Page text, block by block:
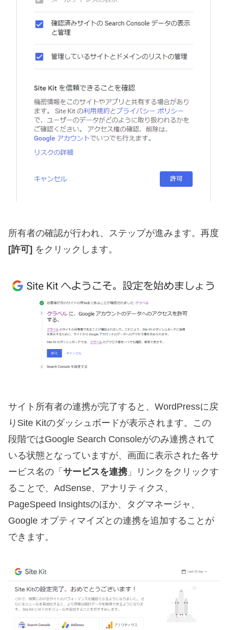
所有者の確認が行われ、ステップが進みます。再度
[許可] をクリックします。
サイト所有者の連携が完了すると、WordPressに戻
りSite Kitのダッシュボードが表示されます。この
段階ではGoogle Search Consoleがのみ連携されて
いる状態となっていますが、画面に表示された各サ
ービス名の「 サービスを連携 」リンクをクリックす
ることで、AdSense、アナリティクス、
PageSpeed Insightsのほか、タグマネージャ、
Google オプティマイズとの連携を追加することが
できます。